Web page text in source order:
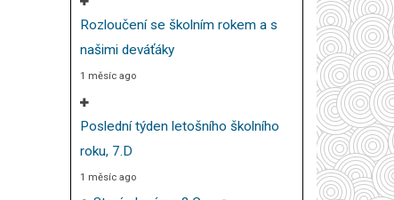
Rozloučení se školním rokem a s
našimi deváťáky
1 měsíc ago
Poslední týden letošního školního
roku, 7.D
1 měsíc ago